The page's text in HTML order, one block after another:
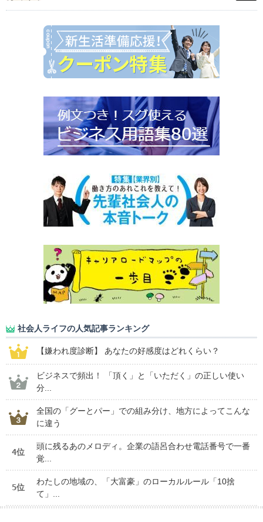
社会人ライフの人気記事ランキング
【嫌われ度診断】 あなたの好感度はどれくらい？
ビジネスで頻出！ 「頂く」と「いただく」の正しい使い
分...
全国の「グーとパー」での組み分け、地方によってこんな
に違う
4位
頭に残るあのメロディ。企業の語呂合わせ電話番号で一番
覚...
5位
わたしの地域の、「大富豪」のローカルルール「10捨
て」...